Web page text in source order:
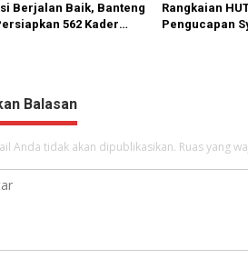
Berjalan Baik, Banteng
562 Kader
Rangkaian
Pengucapan
Balasan
Anda tidak akan dipublikasikan. Ruas yang